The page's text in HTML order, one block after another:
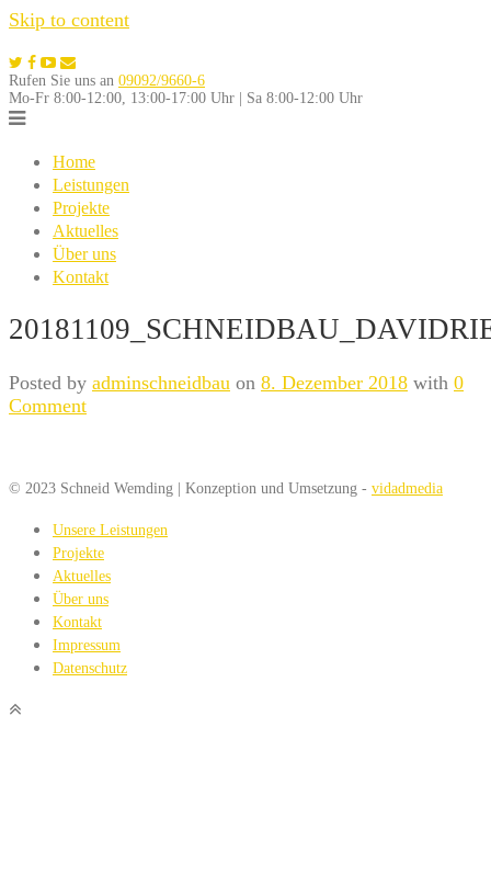
Skip to content
Rufen Sie uns an 09092/9660-6
Mo-Fr 8:00-12:00, 13:00-17:00 Uhr | Sa 8:00-12:00 Uhr
Home
Leistungen
Projekte
Aktuelles
Über uns
Kontakt
Posted by adminschneidbau on 8. Dezember 2018 with 0
Comment
© 2023 Schneid Wemding | Konzeption und Umsetzung - vidadmedia
Unsere Leistungen
Projekte
Aktuelles
Über uns
Kontakt
Impressum
Datenschutz